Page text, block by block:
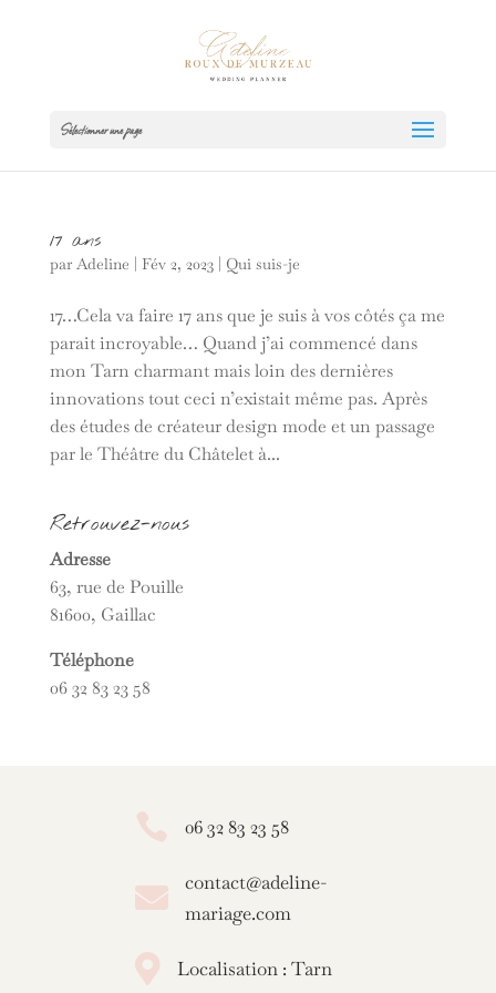
Sélectionner une page
17 ans
par Adeline | Fév 2, 2023| Qui suis-je
17…Cela va faire 17 ans que je suis à vos côtés ça me
parait incroyable… Quand j’ai commencé dans
mon Tarn charmant mais loin des dernières
innovations tout ceci n’existait même pas. Après
des études de créateur design mode et un passage
par le Théâtre du Châtelet à...
Retrouvez-nous
Adresse
63, rue de Pouille
81600, Gaillac
Téléphone
06 32 83 23 58
 06 32 83 23 58

contact@adeline-
mariage.com
 Localisation : Tarn